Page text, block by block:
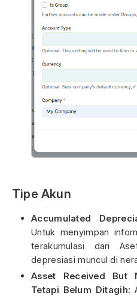
Tipe Akun
Accumulated
Untuk menyimpan
terakumulasi dari
depresiasi muncul di
Asset Received But
Tetapi Belum Ditagih: